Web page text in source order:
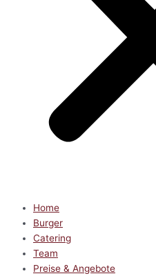
Home
Burger
Catering
Team
Preise & Angebote